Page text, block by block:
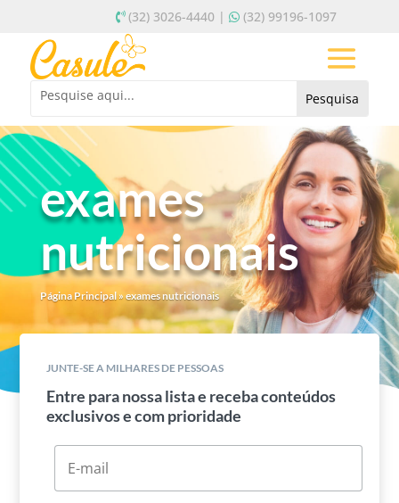
(32) 3026-4440 | (32) 99196-1097
exames
nutricionais
Página Principal» exames nutricionais
JUNTE-SE A MILHARES DE PESSOAS
Entre para nossa lista e receba conteúdos
exclusivos e com prioridade